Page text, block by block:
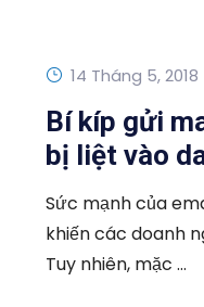
14 Tháng 5, 2018
Bí kíp gửi
bị liệt vào
Sức mạnh của
khiến các doanh
Tuy nhiên, mặc ...